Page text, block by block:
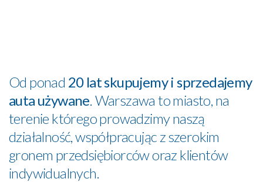
Od ponad 20 lat skupujemy i sprzedajemy
auta używane. Warszawa to miasto, na
terenie którego prowadzimy naszą
działalność, współpracując z szerokim
gronem przedsiębiorców oraz klientów
indywidualnych.